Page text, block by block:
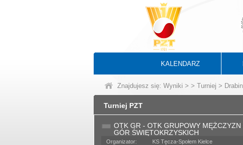
KALENDARZ
Znajdujesz się: Wyniki > > Turniej >
Turniej PZT
OTK GR - OTK GRUPOWY MĘŻCZYZN
GÓR ŚWIĘTOKRZYSKICH
Organizator:
KS Tęcza-Społem Kielce